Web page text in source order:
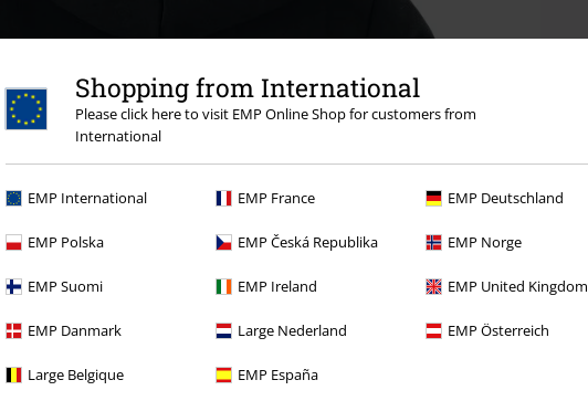
Shopping from International
Please click here to visit EMP Online Shop for customers from
International
EMP International EMP France EMP Deutschland
EMP Polska EMP Česká Republika EMP Norge
EMP Suomi EMP Ireland EMP United Kingdom
EMP Danmark Large Nederland EMP Österreich
Large Belgique EMP España